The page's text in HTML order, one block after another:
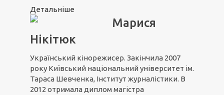
Детальніше
Марися
Нікітюк
Український кінорежисер. Закінчила 2007
року Київський національний університет ім.
Тараса Шевченка, Інститут журналістики. В
2012 отримала диплом магістра